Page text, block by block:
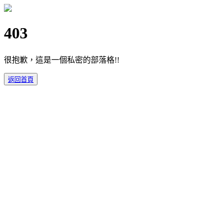
403
很抱歉，這是一個私密的部落格!!
返回首頁